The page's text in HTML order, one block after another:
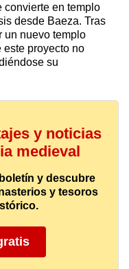
convierte en templo
desde Baeza. Tras
un nuevo templo
este proyecto no
su
y noticias
medieval
y descubre
y tesoros